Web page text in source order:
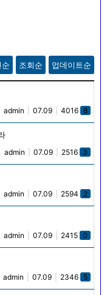
순 조회순 업데이트순
admin 07.09 4016 8
admin 07.09 2516 3
admin 07.09 2594 2
admin 07.09 2415 0
admin 07.09 2346 5